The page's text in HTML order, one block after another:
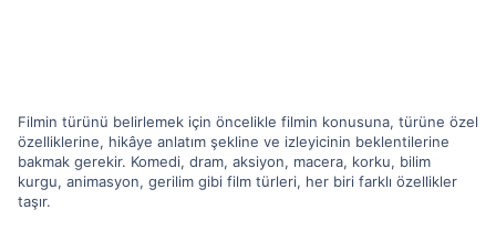
Filmin türünü belirlemek için öncelikle filmin konusuna, türüne özel
özelliklerine, hikâye anlatım şekline ve izleyicinin beklentilerine
bakmak gerekir. Komedi, dram, aksiyon, macera, korku, bilim
kurgu, animasyon, gerilim gibi film türleri, her biri farklı özellikler
taşır.